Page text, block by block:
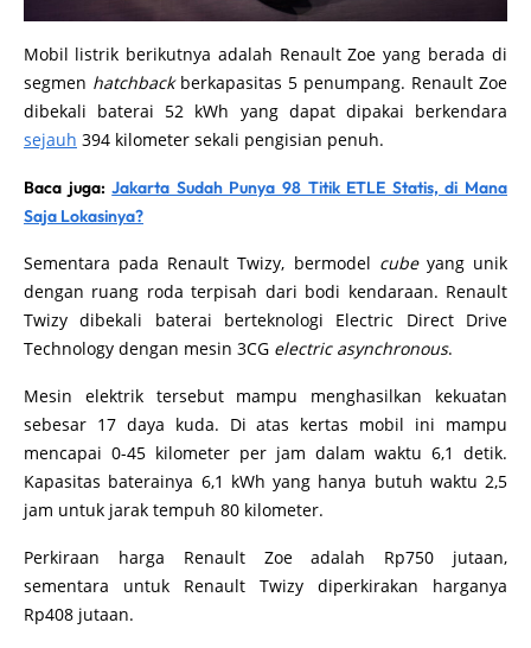
Mobil listrik berikutnya adalah Renault Zoe yang berada di
segmen hatchback berkapasitas 5 penumpang. Renault Zoe
dibekali baterai 52 kWh yang dapat dipakai berkendara
sejauh 394 kilometer sekali pengisian penuh.
Baca juga:Jakarta Sudah Punya 98 Titik ETLE Statis, di Mana
Saja Lokasinya?
Sementara pada Renault Twizy, bermodel cube yang unik
dengan ruang roda terpisah dari bodi kendaraan. Renault
Twizy dibekali baterai berteknologi Electric Direct Drive
Technology dengan mesin 3CG electric asynchronous.
Mesin elektrik tersebut mampu menghasilkan kekuatan
sebesar 17 daya kuda. Di atas kertas mobil ini mampu
mencapai 0-45 kilometer per jam dalam waktu 6,1 detik.
Kapasitas baterainya 6,1 kWh yang hanya butuh waktu 2,5
jam untuk jarak tempuh 80 kilometer.
Perkiraan harga Renault Zoe adalah Rp750 jutaan,
sementara untuk Renault Twizy diperkirakan harganya
Rp408 jutaan.